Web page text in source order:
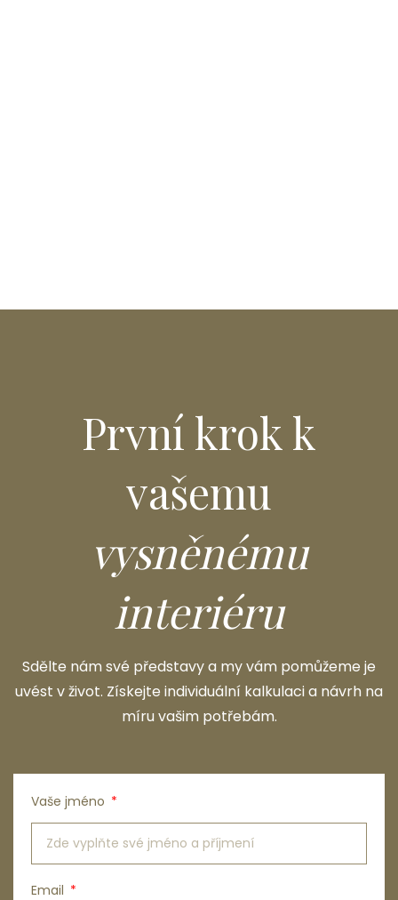
Vaše jméno
Email
První krok k
vašemu
vysněnému
interiéru
Sdělte nám své představy a my vám pomůžeme je
uvést v život. Získejte individuální kalkulaci a návrh na
míru vašim potřebám.